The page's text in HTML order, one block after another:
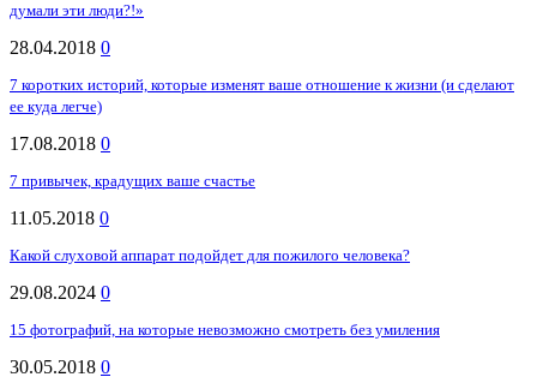
думали эти люди?!»
28.04.2018 0
7 коротких историй, которые изменят ваше отношение к жизни (и сделают
ее куда легче)
17.08.2018 0
7 привычек, крадущих ваше счастье
11.05.2018 0
Какой слуховой аппарат подойдет для пожилого человека?
29.08.2024 0
15 фотографий, на которые невозможно смотреть без умиления
30.05.2018 0